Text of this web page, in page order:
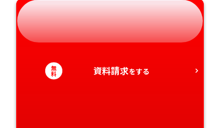
岐阜県
静岡県
奈良県
和歌山県
山口県
徳島県
熊本県
大分県
無
料 資料請求をする